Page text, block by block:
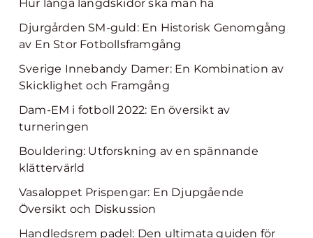
Hur långa längdskidor ska man ha
Djurgården SM-guld: En Historisk Genomgång
av En Stor Fotbollsframgång
Sverige Innebandy Damer: En Kombination av
Skicklighet och Framgång
Dam-EM i fotboll 2022: En översikt av
turneringen
Bouldering: Utforskning av en spännande
klättervärld
Vasaloppet Prispengar: En Djupgående
Översikt och Diskussion
Handledsrem padel: Den ultimata guiden för